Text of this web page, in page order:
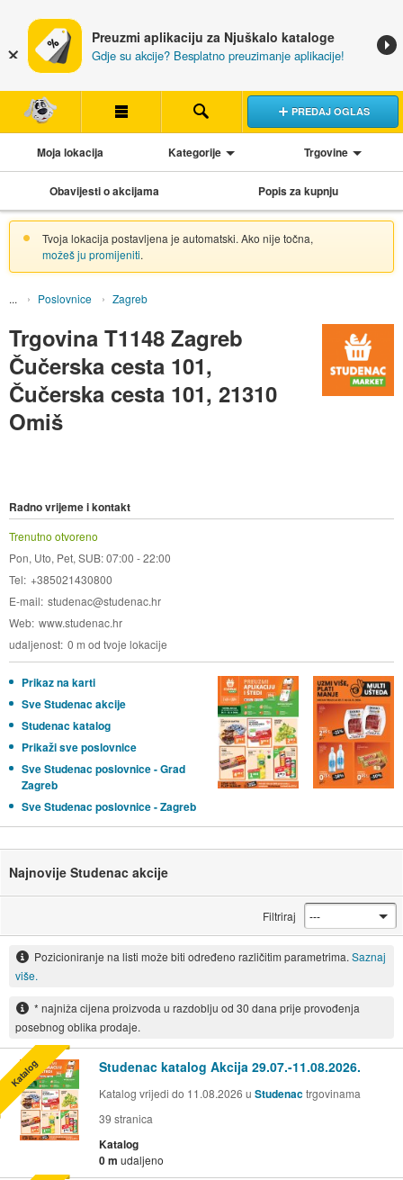
Preuzmi aplikaciju za Njuškalo kataloge
Gdje su akcije? Besplatno preuzimanje aplikacije!
PREDAJ OGLAS
Moja lokacija Kategorije Trgovine
Obavijesti o akcijama Popis za kupnju
Tvoja lokacija postavljena je automatski. Ako nije točna,
možeš ju promijeniti.
Poslovnice Zagreb
Trgovina T1148 Zagreb
Čučerska cesta 101,
Čučerska cesta 101, 21310
Omiš
Radno vrijeme i kontakt
Trenutno otvoreno
Pon, Uto, Pet, SUB: 07:00 - 22:00
Tel +385021430800
E-mail studenac@studenac.hr
Web www.studenac.hr
udaljenost 0 m od tvoje lokacije
Prikaz na karti
Sve Studenac akcije
Studenac katalog
Prikaži sve poslovnice
Sve Studenac poslovnice - Grad
Zagreb
Sve Studenac poslovnice - Zagreb
Najnovije Studenac akcije
Filtriraj
Pozicioniranje na listi može biti određeno različitim parametrima. Saznaj
više.
* najniža cijena proizvoda u razdoblju od 30 dana prije provođenja
posebnog oblika prodaje.
Studenac katalog Akcija 29.07.-11.08.2026.
Katalog vrijedi do 11.08.2026 u Studenactrgovinama
39 stranica
Katalog
0 m udaljeno
Katalog